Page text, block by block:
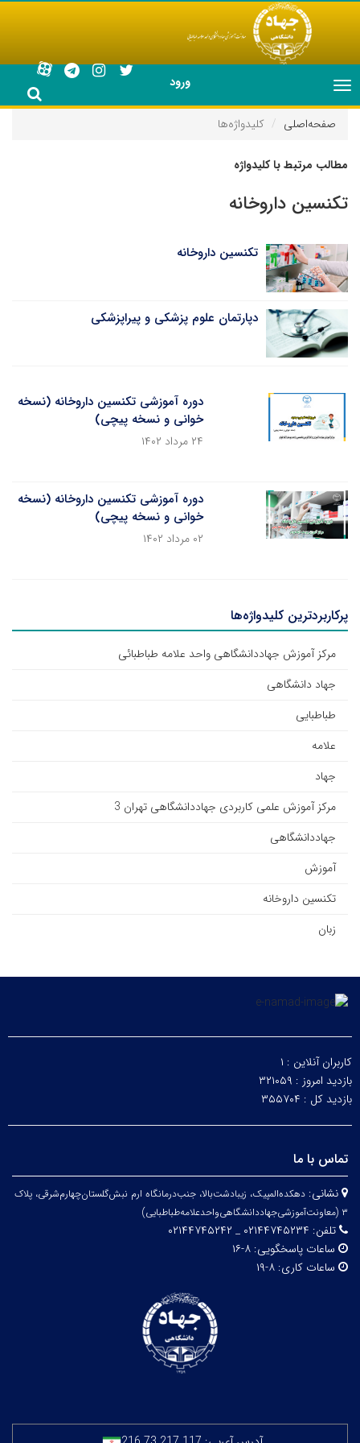
ورود
Toggle
navigation
صفحه‌اصلی
کلیدواژه‌ها
مطالب مرتبط با کلیدواژه
تکنسین داروخانه
تکنسین داروخانه
دپارتمان علوم پزشکی و پیراپزشکی
دوره آموزشی تکنسین داروخانه (نسخه
خوانی و نسخه پیچی)
۲۴ مرداد ۱۴۰۲
دوره آموزشی تکنسین داروخانه (نسخه
خوانی و نسخه پیچی)
۰۲ مرداد ۱۴۰۲
پرکاربردترین کلیدواژه‌ها
مرکز آموزش جهاددانشگاهی واحد علامه طباطبائی
جهاد دانشگاهی
طباطبایی
علامه
جهاد
مرکز آموزش علمی کاربردی جهاددانشگاهی تهران 3
جهاددانشگاهی
آموزش
تکنسین داروخانه
زبان
کاربران آنلاین : ۱
بازدید امروز : ۳۲۱۰۵۹
بازدید کل : ۳۵۵۷۰۴
تماس با ما
نشانی: دهکده‌المپیک، زیبا‌دشت‌بالا، جنب‌درمانگاه ارم نبش‌گلستان‌چهارم‌شرقی، پلاک
۳ (معاونت‌آموزشی‌جهاد‌دانشگاهی‌واحد‌علامه‌طباطبایی)
تلفن: ۰۲۱۴۴۷۴۵۲۳۴ _ ۰۲۱۴۴۷۴۵۲۴۲
ساعات پاسخگویی: ۸-۱۶
ساعات کاری: ۸-۱۹